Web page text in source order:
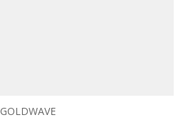
GOLDWAVE